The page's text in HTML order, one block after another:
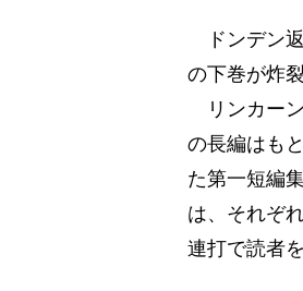
ドンデン返
の下巻が炸裂
リンカーン
の長編はも
た第一短編
は、それぞ
連打で読者